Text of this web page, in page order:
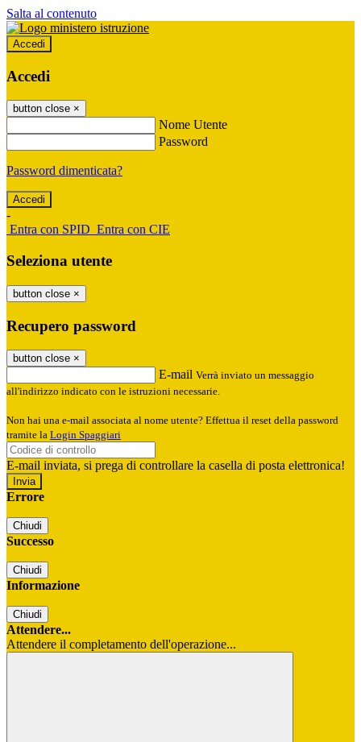
Salta al contenuto
Accedi
Accedi
button close ×
Nome Utente
Password
Password dimenticata?
-
Entra con SPID Entra con CIE
Seleziona utente
button close ×
Recupero password
button close ×
E-mail Verrà inviato un messaggio
all'indirizzo indicato con le istruzioni necessarie.
Non hai una e-mail associata al nome utente? Effettua il reset della password
tramite la Login Spaggiari
E-mail inviata, si prega di controllare la casella di posta elettronica!
Errore
Chiudi
Successo
Chiudi
Informazione
Chiudi
Attendere...
Attendere il completamento dell'operazione...